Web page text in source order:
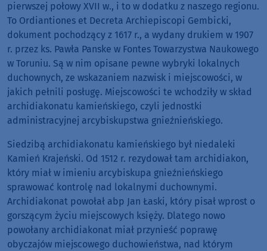
pierwszej połowy XVII w., i to w dodatku z naszego regionu.
To Ordiantiones et Decreta Archiepiscopi Gembicki,
dokument pochodzący z 1617 r., a wydany drukiem w 1907
r. przez ks. Pawła Panske w Fontes Towarzystwa Naukowego
w Toruniu. Są w nim opisane pewne wybryki lokalnych
duchownych, ze wskazaniem nazwisk i miejscowości, w
jakich pełnili posługę. Miejscowości te wchodziły w skład
archidiakonatu kamieńskiego, czyli jednostki
administracyjnej arcybiskupstwa gnieźnieńskiego.
Siedzibą archidiakonatu kamieńskiego był niedaleki
Kamień Krajeński. Od 1512 r. rezydował tam archidiakon,
który miał w imieniu arcybiskupa gnieźnieńskiego
sprawować kontrolę nad lokalnymi duchownymi.
Archidiakonat powołał abp Jan Łaski, który pisał wprost o
gorszącym życiu miejscowych księży. Dlatego nowo
powołany archidiakonat miał przynieść poprawę
obyczajów miejscowego duchowieństwa, nad którym